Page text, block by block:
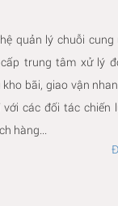
quản lý chuỗi cung
trung tâm xử lý
bãi, giao vận
các đối tác chiến
hàng...